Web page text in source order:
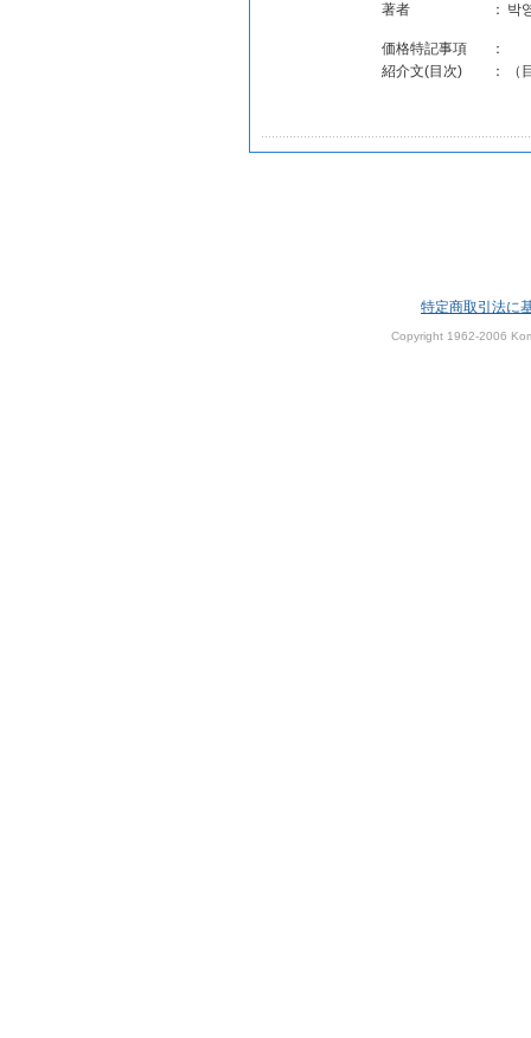
著者
： 박
価格特記事項
：
紹介文(目次)
：
特定商取引法に
Copyright 1962-2006